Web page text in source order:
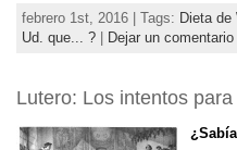
febrero 1st, 2016 | Tags: Dieta de
Ud. que... ?
Dejar un comentario
Lutero: Los intentos